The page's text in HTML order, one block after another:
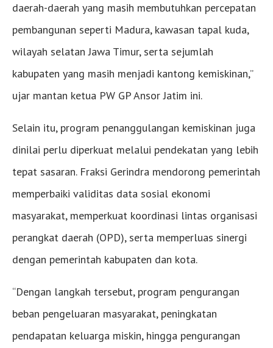
daerah-daerah yang masih membutuhkan percepatan
pembangunan seperti Madura, kawasan tapal kuda,
wilayah selatan Jawa Timur, serta sejumlah
kabupaten yang masih menjadi kantong kemiskinan,”
ujar mantan ketua PW GP Ansor Jatim ini.
Selain itu, program penanggulangan kemiskinan juga
dinilai perlu diperkuat melalui pendekatan yang lebih
tepat sasaran. Fraksi Gerindra mendorong pemerintah
memperbaiki validitas data sosial ekonomi
masyarakat, memperkuat koordinasi lintas organisasi
perangkat daerah (OPD), serta memperluas sinergi
dengan pemerintah kabupaten dan kota.
“Dengan langkah tersebut, program pengurangan
beban pengeluaran masyarakat, peningkatan
pendapatan keluarga miskin, hingga pengurangan